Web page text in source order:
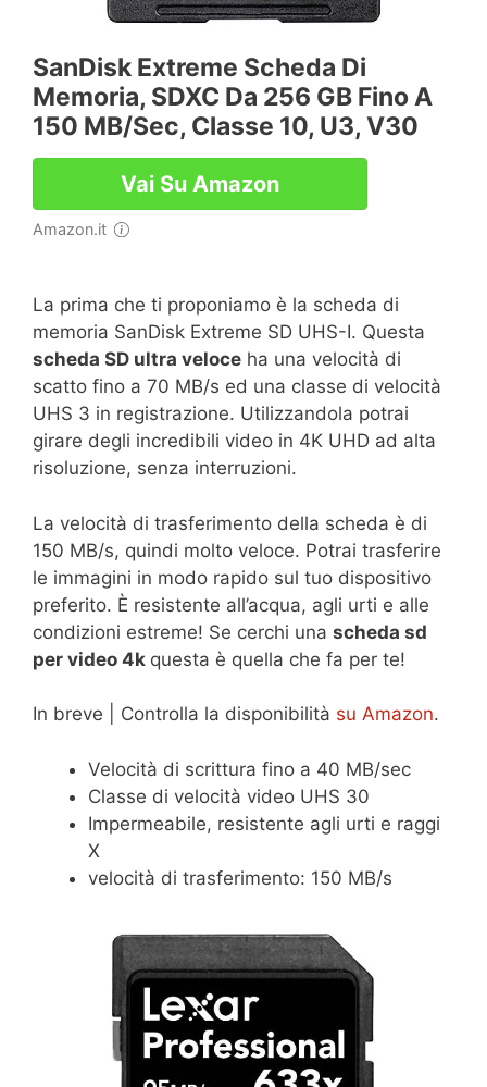
SanDisk Extreme Scheda Di
Memoria, SDXC Da 256 GB Fino A
150 MB/sec, Classe 10, U3, V30
Vai Su Amazon
Amazon.it
La prima che ti proponiamo è la scheda di
memoria SanDisk Extreme SD UHS-I. Questa
scheda SD ultra veloce ha una velocità di
scatto fino a 70 MB/s ed una classe di velocità
UHS 3 in registrazione. Utilizzandola potrai
girare degli incredibili video in 4K UHD ad alta
risoluzione, senza interruzioni.
La velocità di trasferimento della scheda è di
150 MB/s, quindi molto veloce. Potrai trasferire
le immagini in modo rapido sul tuo dispositivo
preferito. È resistente all’acqua, agli urti e alle
condizioni estreme! Se cerchi una scheda sd
per video 4k questa è quella che fa per te!
In breve | Controlla la disponibilità su Amazon.
Velocità di scrittura fino a 40 MB/sec
Classe di velocità video UHS 30
Impermeabile, resistente agli urti e raggi
X
velocità di trasferimento: 150 MB/s